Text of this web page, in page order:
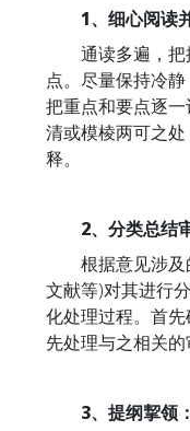
1、细心阅读并
通读多遍，把
点。尽量保持冷静
把重点和要点逐
清或模棱两可之
释。
2、分类总结审
根据意见涉及
文献等)对其进行
化处理过程。首
先处理与之相关的
3、提纲挈领：